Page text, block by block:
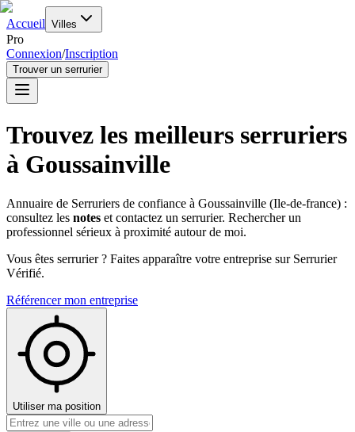
Accueil Villes
Pro
Connexion/Inscription
Trouver un serrurier
Trouvez les meilleurs serruriers
à Goussainville
Annuaire de Serruriers de confiance à Goussainville (Ile-de-france) :
consultez les notes et contactez un serrurier. Rechercher un
professionnel sérieux à proximité autour de moi.
Vous êtes serrurier ? Faites apparaître votre entreprise sur Serrurier
Vérifié.
Référencer mon entreprise
Utiliser ma position